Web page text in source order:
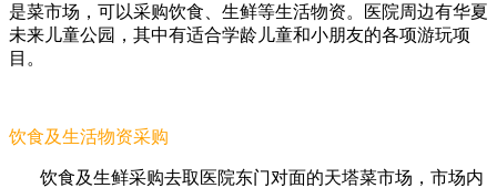
是菜市场，可以采购饮食、生鲜等生活物资。医院周边有华夏
未来儿童公园，其中有适合学龄儿童和小朋友的各项游玩项
目。
饮食及生活物资采购
饮食及生鲜采购去取医院东门对面的天塔菜市场，市场内